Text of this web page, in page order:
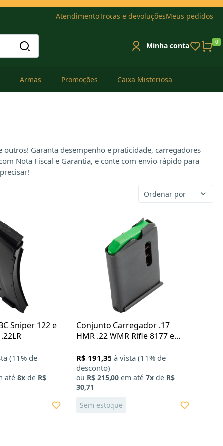
AtendimentoTrocas e devoluçõesMeus pedidos
Minha conta 0
Armas Promoções Caixa Misteriosa
Garanta desempenho e praticidade, carregadores
Nota Fiscal e Garantia, e conte com envio rápido para
Ordenar por
Sniper 122 e
(11% de
até 8x de R$
Conjunto Carregador .17
HMR .22 WMR Rifle 8177 e
R$ 191,35 à vista (11% de
desconto)
ou R$ 215,00 em até 7x de R$
30,71
Sem estoque